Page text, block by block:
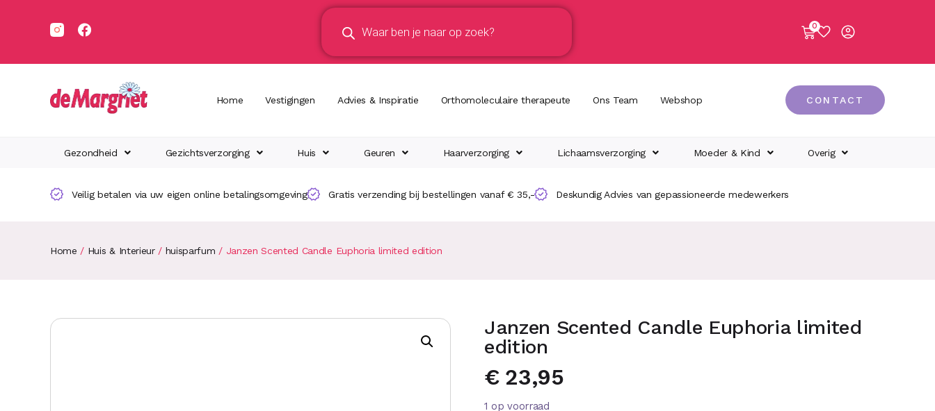
0
Home Vestigingen Advies & Inspiratie Orthomoleculaire therapeute Ons Team Webshop CONTACT
Gezondheid Gezichtsverzorging Huis Geuren Haarverzorging Lichaamsverzorging Moeder & Kind Overig
Veilig betalen via uw eigen online betalingsomgeving Gratis verzending bij bestellingen vanaf € 35,- Deskundig Advies van gepassioneerde medewerkers
Home / Huis & Interieur/ huisparfum / Janzen Scented Candle Euphoria limited edition
Janzen Scented Candle Euphoria limited
edition
€23,95
1 op voorraad